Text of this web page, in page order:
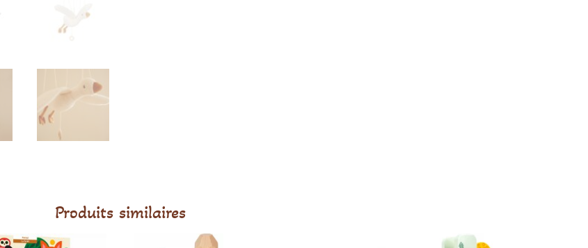
Produits similaires